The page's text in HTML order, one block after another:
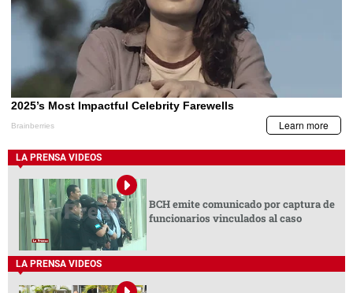
LA PRENSA VIDEOS
BCH emite comunicado por captura de
funcionarios vinculados al caso
LA PRENSA VIDEOS